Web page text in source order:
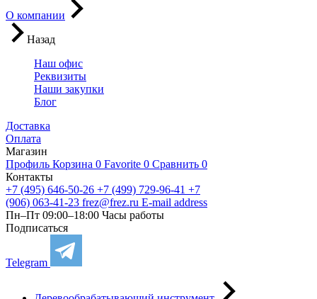
О компании
Назад
Наш офис
Реквизиты
Наши закупки
Блог
Доставка
Оплата
Магазин
Профиль Корзина 0 Favorite 0 Сравнить 0
Контакты
+7 (495) 646-50-26 +7 (499) 729-96-41 +7
(906) 063-41-23 frez@frez.ru E-mail address
Пн–Пт 09:00–18:00 Часы работы
Подписаться
Telegram